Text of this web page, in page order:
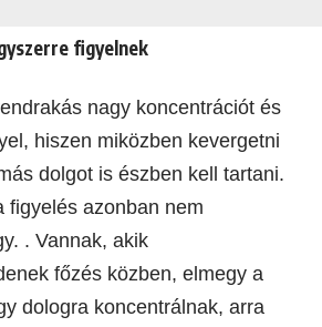
figyelnek
nagy koncentrációt és
hiszen miközben kevergetni
dolgot is észben kell tartani.
figyelés azonban nem
. Vannak, akik
főzés közben, elmegy a
dologra koncentrálnak, arra